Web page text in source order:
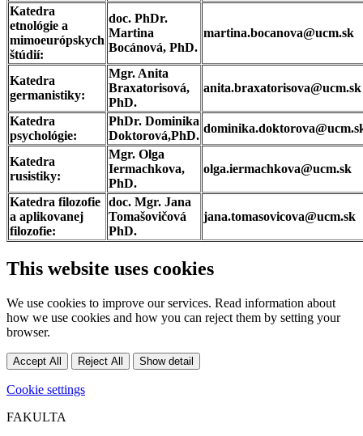
Katedra
etnológie a
mimoeurópskych
štúdií:
doc. PhDr.
Martina
Bocánová, PhD.
martina.bocanova@ucm.sk
Katedra
germanistiky:
Mgr. Anita
Braxatorisová,
PhD.
anita.braxatorisova@ucm.sk
Katedra
psychológie:
PhDr. Dominika
Doktorová,PhD.
Katedra
rusistiky:
Mgr. Olga
Iermachkova,
PhD.
olga.iermachkova@ucm.sk
Katedra filozofie
a aplikovanej
filozofie:
doc. Mgr. Jana
Tomašovičová
PhD.
jana.tomasovicova@ucm.sk
This website uses cookies
We use cookies to improve our services. Read information about
how we use cookies and how you can reject them by setting your
browser.
Accept All Reject All Show detail
Cookie settings
FAKULTA